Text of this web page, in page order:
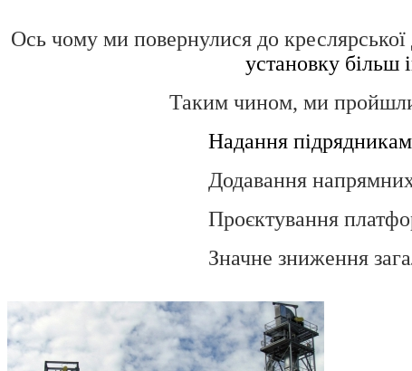
Ось чому ми повернулися до
установку більш
Таким чином, ми
Надання підрядникам менше
Додавання
Проєктування
Значне зниження